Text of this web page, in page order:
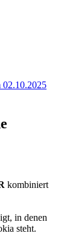
02.10.2025
kombiniert
in denen
steht.